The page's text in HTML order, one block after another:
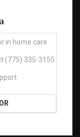
in home care
(775) 335-3155